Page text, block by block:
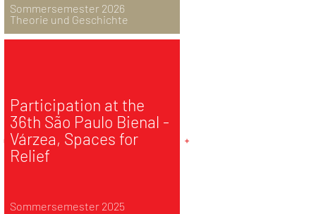
Sommersemester 2026
Theorie und Geschichte
Participation at the
36th São Paulo Bienal -
Várzea, Spaces for
Relief
Sommersemester 2025